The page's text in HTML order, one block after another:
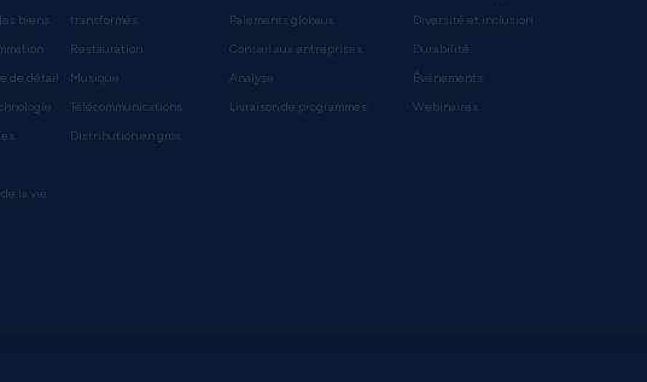
biens
de détail
la vie
transformés
Restauration
Musique
Télécommunications
Distribution en gros
Paiements globaux
Conseil aux entreprises
Analyse
Livraison de programmes
Diversité et inclusion
Durabilité
Événements
Webinaires